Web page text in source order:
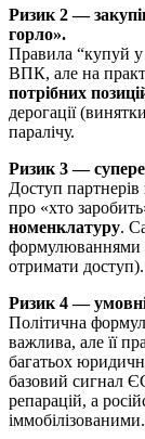
Ризик 2 —
горло».
Правила “купуй у
ВПК, але на
потрібних
дерогації
паралічу.
Ризик 3 —
Доступ
про «хто
номенклатуру.
формулюваннями
отримати доступ).
Ризик 4 —
Політична
важлива, але її
багатьох
базовий сигнал
репарацій, а
іммобілізованими.